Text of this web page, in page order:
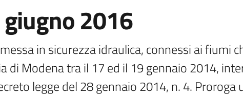
2016
in sicurezza idraulica, connessi ai fiumi
di Modena tra il 17 ed il 19 gennaio 2014,
legge del 28 gennaio 2014, n. 4. Proroga